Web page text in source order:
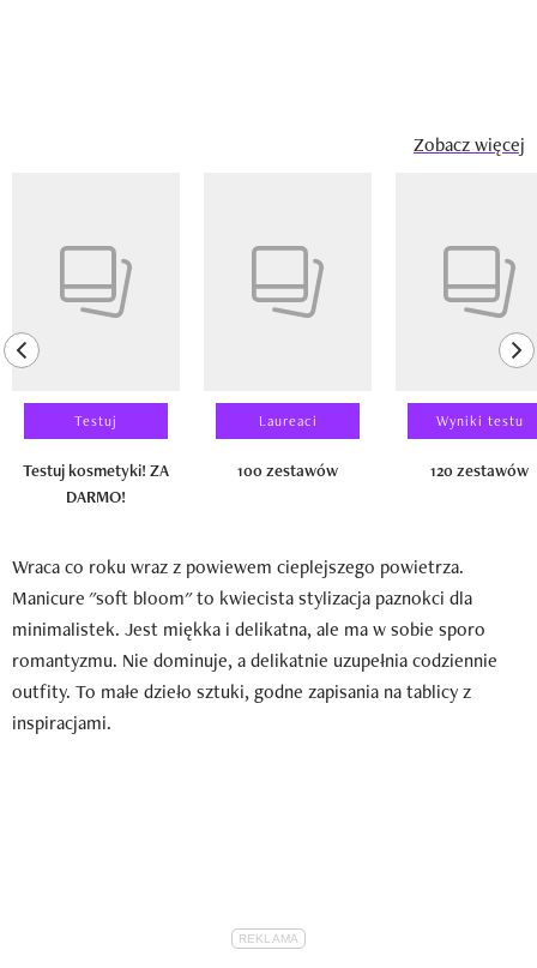
Zobacz więcej
previous element
Testuj
Testuj kosmetyki! ZA
DARMO!
Laureaci
100 zestawów
Wyniki testu
120 zestawów
Wraca co roku wraz z powiewem cieplejszego powietrza.
Manicure "soft bloom" to kwiecista stylizacja paznokci dla
minimalistek. Jest miękka i delikatna, ale ma w sobie sporo
romantyzmu. Nie dominuje, a delikatnie uzupełnia codziennie
outfity. To małe dzieło sztuki, godne zapisania na tablicy z
inspiracjami.